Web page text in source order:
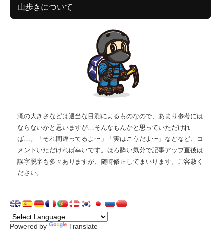
山歩きについて
滝の大きさなどは適当な目測によるものなので、あまり参考には
ならないかと思いますが…そんなもんかと思っていただけれ
ば…。「それ間違ってるよ〜」「実はこうだよ〜」などなど、コ
メントいただければ幸いです。ほろ酔い気分で記事アップ直後は
誤字脱字も多々ありますが、随時修正してまいります。ご容赦く
ださい。
Powered by Translate